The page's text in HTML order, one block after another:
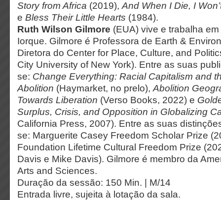
Story from Africa (2019), And When I Die, I
e Bless Their Little Hearts (1984).
Ruth Wilson Gilmore (EUA) vive e trabalha
Iorque. Gilmore é Professora de Earth &
Diretora do Center for Place, Culture, and
City University of New York). Entre as suas
se: Change Everything: Racial Capitalism and
Abolition (Haymarket, no prelo), Abolition
Towards Liberation (Verso Books, 2022) e
Surplus, Crisis, and Opposition in Globalizing
California Press, 2007). Entre as suas
se: Marguerite Casey Freedom Scholar Prize
Foundation Lifetime Cultural Freedom Prize
Davis e Mike Davis). Gilmore é membro da
Arts and Sciences.
Duração da sessão: 150 Min. | M/14
Entrada livre, sujeita à lotação da sala.